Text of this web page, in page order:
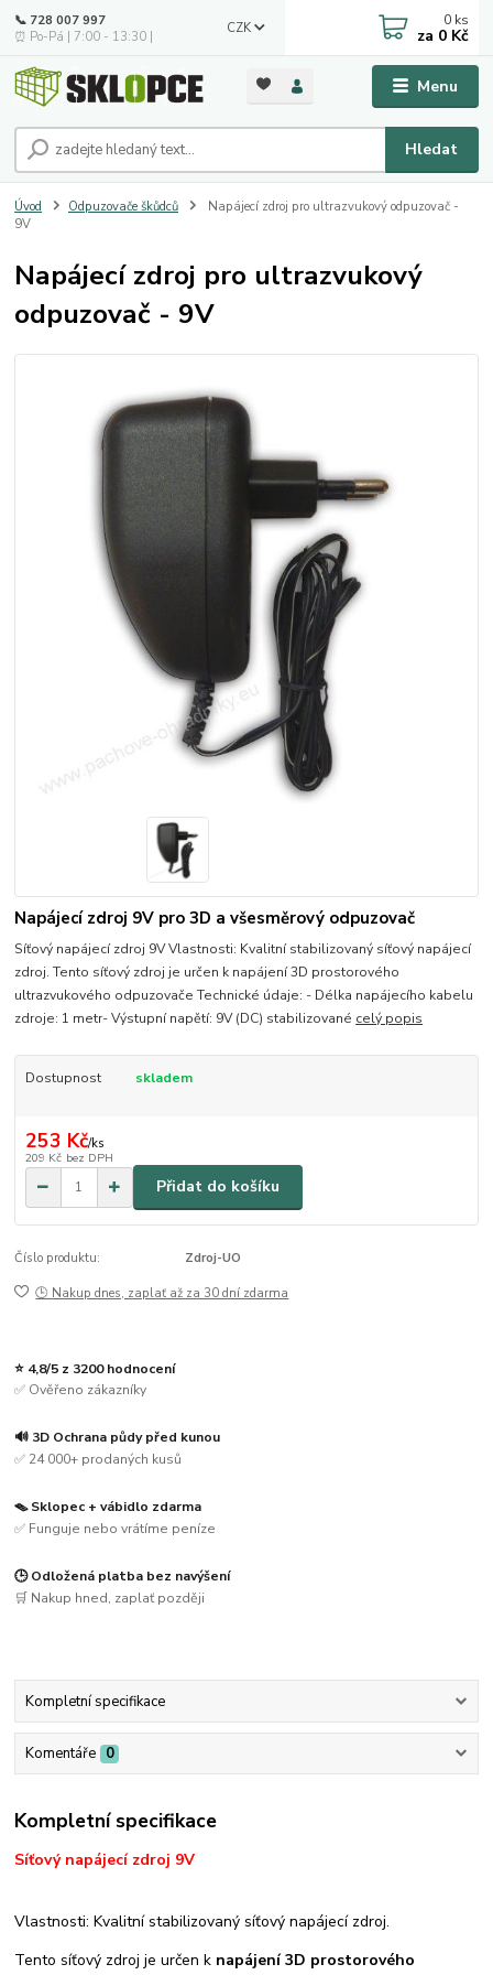
Menu
CZK
Hledat
📞 728 007 997
⏰ Po-Pá | 7:00 - 13:30 |
0 ks
za 0 Kč
Úvod Odpuzovače škůdců
Napájecí zdroj pro ultrazvukový odpuzovač -
9V
Napájecí zdroj pro ultrazvukový
odpuzovač - 9V
Napájecí zdroj 9V pro 3D a všesměrový odpuzovač
Síťový napájecí zdroj 9V Vlastnosti: Kvalitní stabilizovaný síťový napájecí
zdroj. Tento síťový zdroj je určen k napájení 3D prostorového
ultrazvukového odpuzovače Technické údaje: - Délka napájecího kabelu
zdroje: 1 metr- Výstupní napětí: 9V (DC) stabilizované celý popis
Dostupnost skladem
253 Kč/ks
209 Kč bez DPH
Přidat do košíku
Číslo produktu: Zdroj-UO
🕒 Nakup dnes, zaplať až za 30 dní zdarma
⭐ 4,8/5 z 3200 hodnocení
✅ Ověřeno zákazníky
🔊 3D Ochrana půdy před kunou
✅ 24 000+ prodaných kusů
🪤 Sklopec + vábidlo zdarma
✅ Funguje nebo vrátíme peníze
🕒 Odložená platba bez navýšení
🛒 Nakup hned, zaplať později
Kompletní specifikace
Komentáře 0
Kompletní specifikace
Síťový napájecí zdroj 9V
Vlastnosti: Kvalitní stabilizovaný síťový napájecí zdroj.
Tento síťový zdroj je určen k napájení 3D prostorového